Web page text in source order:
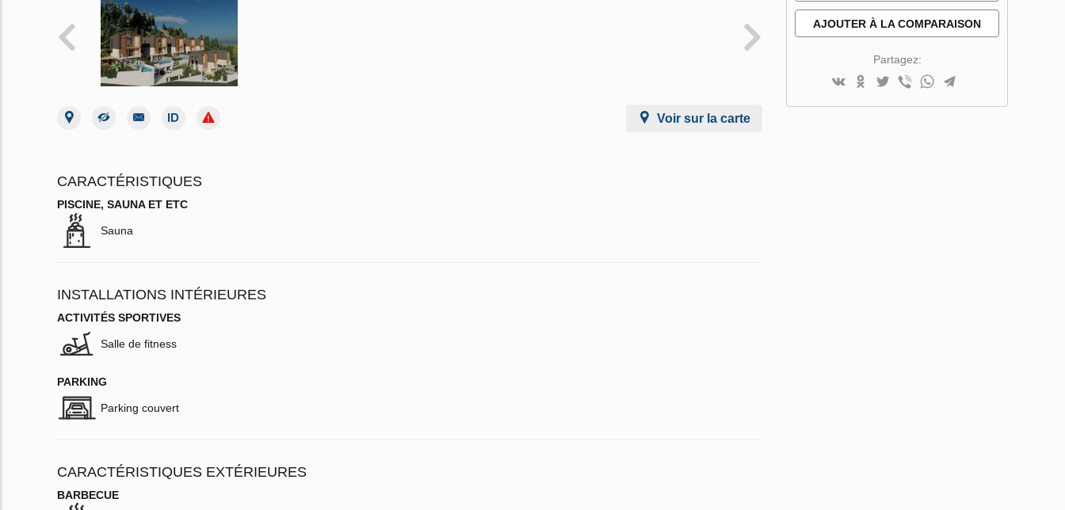
Voir sur la carte
CARACTÉRISTIQUES
PISCINE, SAUNA ET ETC
Sauna
INSTALLATIONS INTÉRIEURES
ACTIVITÉS SPORTIVES
Salle de fitness
PARKING
Parking couvert
CARACTÉRISTIQUES EXTÉRIEURES
BARBECUE
SOUHAITS
AJOUTER À LA COMPARAISON
Partagez: